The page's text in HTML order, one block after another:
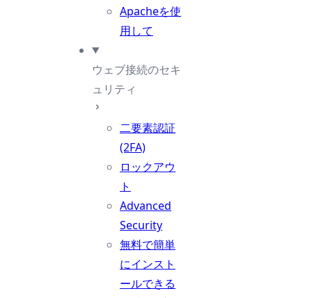
Apacheを使
用して
ウェブ接続のセキ
ュリティ
二要素認証
(2FA)
ロックアウ
ト
Advanced
Security
無料で簡単
にインスト
ールできる